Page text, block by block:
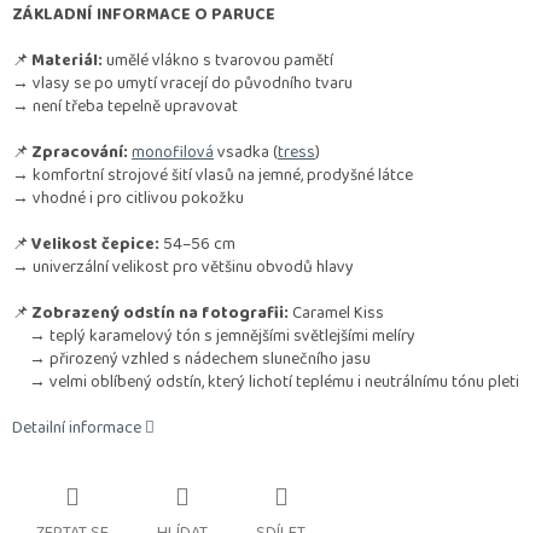
ZÁKLADNÍ INFORMACE O PARUCE
📌Materiál:umělé vlákno s tvarovou pamětí
→ vlasy se po umytí vracejí do původního tvaru
→ není třeba tepelně upravovat
📌Zpracování:monofilovávsadka (tress)
→ komfortní strojové šití vlasů na jemné, prodyšné látce
→ vhodné i pro citlivou pokožku
📌Velikost čepice: 54–56 cm
→ univerzální velikost pro většinu obvodů hlavy
📌Zobrazený odstín na fotografii: Caramel Kiss
→ teplý karamelový tón s jemnějšími světlejšími melíry
→ přirozený vzhled s nádechem slunečního jasu
→ velmi oblíbený odstín, který lichotí teplému i neutrálnímu tónu pleti
Detailní informace